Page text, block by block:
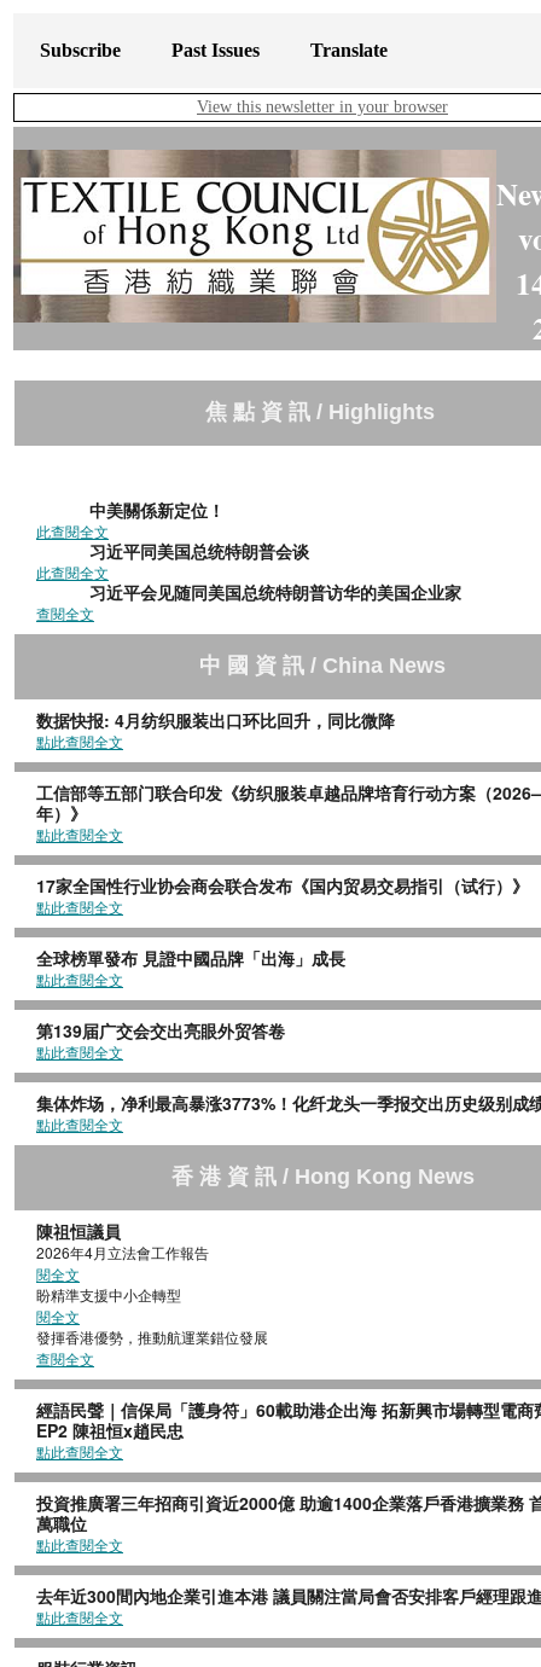
Subscribe Past Issues Translate
View this newsletter in your browser
焦 點 資 訊 / Highlights
中美關係新定位
此查閱全文
习近平同美国总统特朗普
此查閱全文
习近平会见随同美国总统特朗普访华的美国企
查閱全文
中 國 資 訊 / China News
数据快报: 4月纺织服装出口环比回升，同比微降
點此查閱全文
工信部等五部门联合印发《纺织服装卓越品牌培育行动方案（
年）》
點此查閱全文
17家全国性行业协会商会联合发布《国内贸易交易指引（试行）》
點此查閱全文
全球榜單發布 見證中國品牌「出海」成長
點此查閱全文
第139届广交会交出亮眼外贸答卷
點此查閱全文
集体炸场，净利最高暴涨3773%！化纤龙头一季报交出历史级别成
點此查閱全文
香 港 資 訊 / Hong Kong News
陳祖恒議員
2026年4月立法會工作報
閱全文
盼精準支援中小企轉型
閱全文
發揮香港優勢，推動航運業錯位發
查閱全文
經語民聲｜信保局「護身符」60載助港企出海 拓新興市場轉型電商
EP2 陳祖恒x趙民忠
點此查閱全文
投資推廣署三年招商引資近2000億 助逾1400企業落戶香港擴業務
萬職位
點此查閱全文
去年近300間內地企業引進本港 議員關注當局會否安排客戶經理跟
點此查閱全文